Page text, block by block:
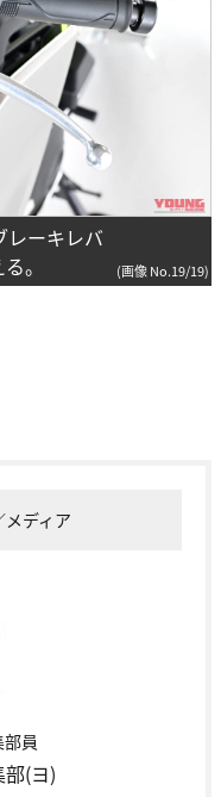
レーキレバ
。
(画像 No.19/19)
ディア
員
(ヨ)